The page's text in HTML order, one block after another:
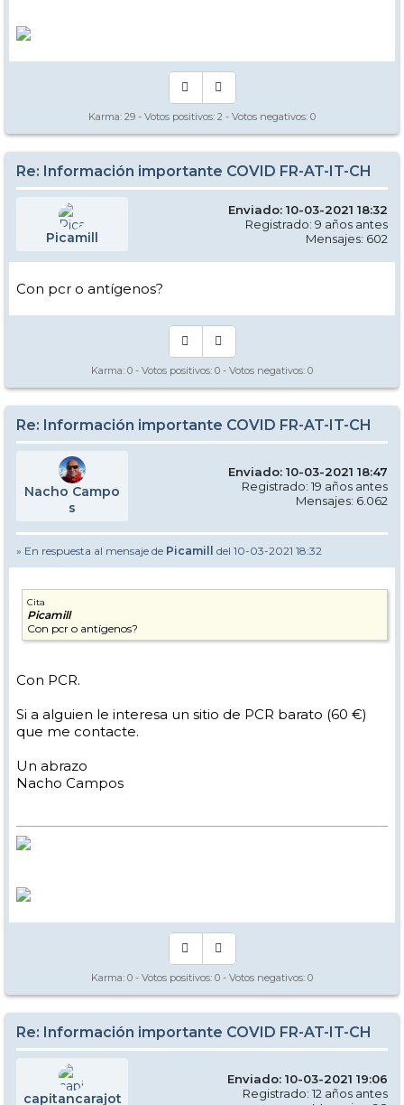
Karma: 29 - Votos positivos: 2 - Votos negativos: 0
Re: Información importante COVID FR-AT-IT-CH
Picamill
Enviado: 10-03-2021 18:32
Registrado: 9 años antes
Mensajes: 602
Con pcr o antígenos?
Karma: 0 - Votos positivos: 0 - Votos negativos: 0
Re: Información importante COVID FR-AT-IT-CH
Nacho Campo
s
Enviado: 10-03-2021 18:47
Registrado: 19 años antes
Mensajes: 6.062
» En respuesta al mensaje de Picamill del 10-03-2021 18:32
Cita
Picamill
Con pcr o antígenos?
Con PCR.
Si a alguien le interesa un sitio de PCR barato (60 €)
que me contacte.
Un abrazo
Nacho Campos
Karma: 0 - Votos positivos: 0 - Votos negativos: 0
Re: Información importante COVID FR-AT-IT-CH
capitancarajot
Enviado: 10-03-2021 19:06
Registrado: 12 años antes